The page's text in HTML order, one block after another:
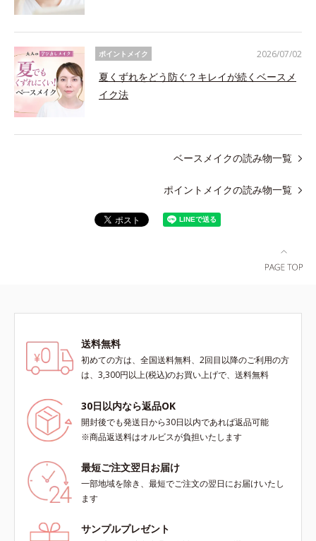
ポイントメイク
夏くずれをどう防ぐ？キレイが続くベースメ
イク法
2026/07/02
ベースメイクの読み物一覧
ポイントメイクの読み物一覧
送料無料
初めての方は、全国送料無料、2回目以降のご利用の方
は、3,300円以上(税込)のお買い上げで、送料無料
30日以内なら返品OK
開封後でも発送日から30日以内であれば返品可能
※商品返送料はオルビスが負担いたします
最短ご注文翌日お届け
一部地域を除き、最短でご注文の翌日にお届けいたし
ます
サンプルプレゼント